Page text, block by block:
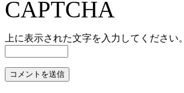
上に表示された文字を入力してください。